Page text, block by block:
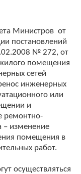
Министров от
постановлений
№ 272, от
помещения
сетей
инженерных
или
и
ремонтно-
– изменение
помещения в
работ.
осуществляться